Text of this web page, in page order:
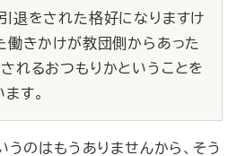
退をされた格好になりますけ
働きかけが教団側からあった
れるおつもりかということを
す。
うのはもうありませんから、そう